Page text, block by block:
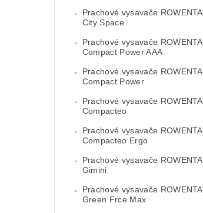
Prachové vysavače ROWENTA
City Space
Prachové vysavače ROWENTA
Compact Power AAA
Prachové vysavače ROWENTA
Compact Power
Prachové vysavače ROWENTA
Compacteo
Prachové vysavače ROWENTA
Compacteo Ergo
Prachové vysavače ROWENTA
Gimini
Prachové vysavače ROWENTA
Green Frce Max